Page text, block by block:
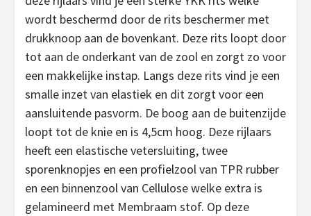
wordt beschermd door de rits beschermer met
drukknoop aan de bovenkant. Deze rits loopt door
tot aan de onderkant van de zool en zorgt zo voor
een makkelijke instap. Langs deze rits vind je een
smalle inzet van elastiek en dit zorgt voor een
aansluitende pasvorm. De boog aan de buitenzijde
loopt tot de knie en is 4,5cm hoog. Deze rijlaars
heeft een elastische vetersluiting, twee
sporenknopjes en een profielzool van TPR rubber
en een binnenzool van Cellulose welke extra is
gelamineerd met Membraam stof. Op deze